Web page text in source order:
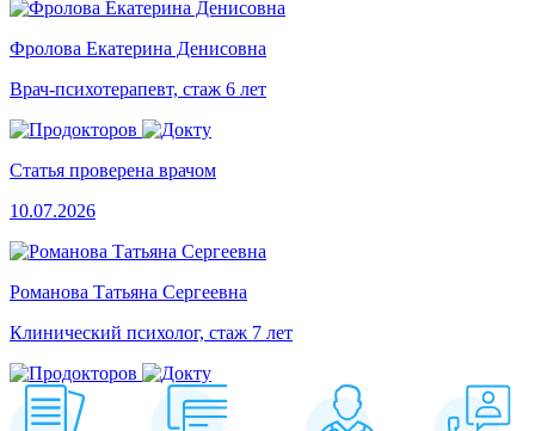
Фролова Екатерина Денисовна
Врач-психотерапевт, стаж 6 лет
Статья проверена врачом
10.07.2026
Романова Татьяна Сергеевна
Клинический психолог, стаж 7 лет